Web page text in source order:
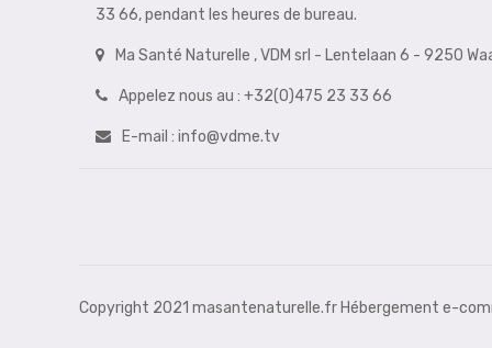
33 66, pendant les heures de bureau.
Ma Santé Naturelle , VDM srl - Lentelaan 6 - 9250
Appelez nous au : +32(0)475 23 33 66
E-mail : info@vdme.tv
Copyright 2021 masantenaturelle.fr Hébergement e-